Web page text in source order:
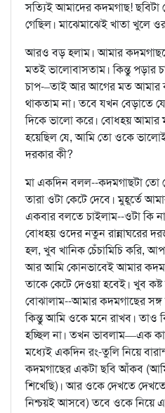
সত্যিই আমাদের কদমগাছ! ছবিটা
গেছিল। মাঝেমাঝেই খাতা খুলে
আরও বড় হলাম। আমার
মতই ভালোবাসতাম। কিন্তু পড়ার
চাপ-–তাই আর আগের মত আমার
থাকতাম না। তবে যখন বেড়াতে
দিকে ভালো করে। বোধহয় আমার
হয়েছিল যে, আমি তো ওকে
দরকার কী?
মা একদিন বলল--কদমগাছটা তো
তারা ওটা কেটে দেবে। মুহূর্তে
একবার বলতে চাইলাম--ওটা কি
বোধহয় ওদের নতুন রান্নাঘরের
হল, খুব খানিক চেঁচামিচি করি,
আর আমি কোনভাবেই আমার
তাকে কেটে দেওয়া হবেই। খুব
বোঝালাম--আমার কদমগাছের
কিন্তু আমি ওকে মনে রাখব। তাও
হচ্ছিল না। তখন ভাবলাম—এক
মধ্যেই একদিন রং-তুলি নিয়ে
কদমগাছের একটা ছবি আঁকব
শিখেছি)। আর ওকে দেখতে
নিশ্চয়ই আসবে) তবে ওকে নিয়ে